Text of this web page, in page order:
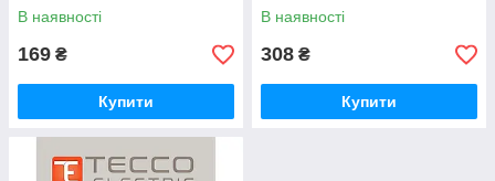
В наявності
169 ₴
Купити
В наявності
308 ₴
Купити